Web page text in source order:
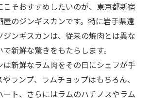
そおすすめしたいのが、東京都新宿
のジンギスカンです。特に岩手県遠
ンギスカンは、従来の焼肉とは異な
新鮮な驚きをもたらします。
は新鮮なラム肉をその日にシェフが手
ランプ、ラムチョップはもちろん、
ート、さらにはラムのハチノスやラム